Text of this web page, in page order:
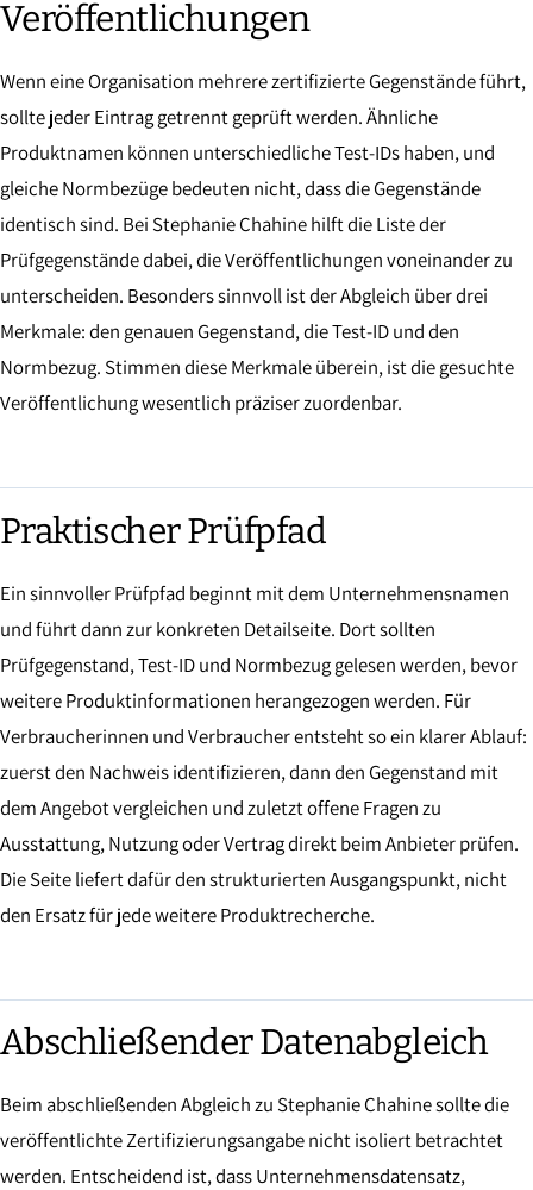
Veröffentlichungen
Wenn eine Organisation mehrere zertifizierte Gegenstände führt,
sollte jeder Eintrag getrennt geprüft werden. Ähnliche
Produktnamen können unterschiedliche Test-IDs haben, und
gleiche Normbezüge bedeuten nicht, dass die Gegenstände
identisch sind. Bei Stephanie Chahine hilft die Liste der
Prüfgegenstände dabei, die Veröffentlichungen voneinander zu
unterscheiden. Besonders sinnvoll ist der Abgleich über drei
Merkmale: den genauen Gegenstand, die Test-ID und den
Normbezug. Stimmen diese Merkmale überein, ist die gesuchte
Veröffentlichung wesentlich präziser zuordenbar.
Praktischer Prüfpfad
Ein sinnvoller Prüfpfad beginnt mit dem Unternehmensnamen
und führt dann zur konkreten Detailseite. Dort sollten
Prüfgegenstand, Test-ID und Normbezug gelesen werden, bevor
weitere Produktinformationen herangezogen werden. Für
Verbraucherinnen und Verbraucher entsteht so ein klarer Ablauf:
zuerst den Nachweis identifizieren, dann den Gegenstand mit
dem Angebot vergleichen und zuletzt offene Fragen zu
Ausstattung, Nutzung oder Vertrag direkt beim Anbieter prüfen.
Die Seite liefert dafür den strukturierten Ausgangspunkt, nicht
den Ersatz für jede weitere Produktrecherche.
Abschließender Datenabgleich
Beim abschließenden Abgleich zu Stephanie Chahine sollte die
veröffentlichte Zertifizierungsangabe nicht isoliert betrachtet
werden. Entscheidend ist, dass Unternehmensdatensatz,